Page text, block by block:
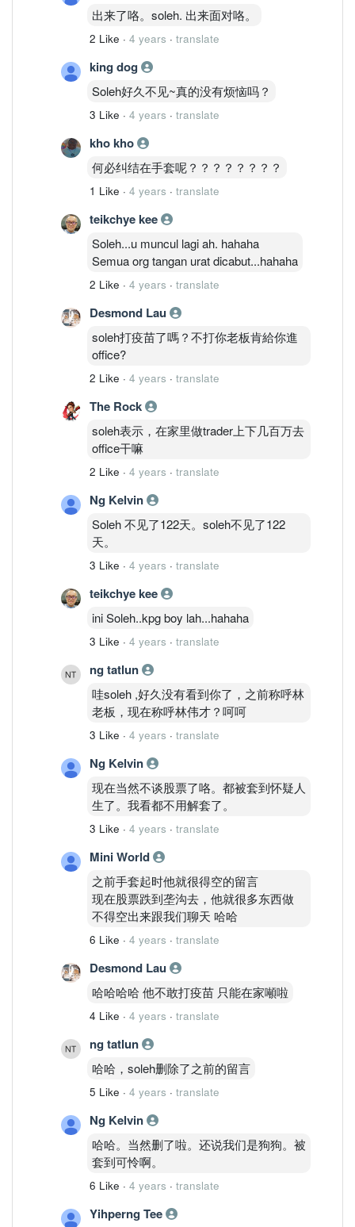
出来了咯。soleh. 出来面对咯。
2 Like · 4 years · translate
king dog
Soleh好久不见~真的没有烦恼吗？
3 Like · 4 years · translate
kho kho
何必纠结在手套呢？？？？？？？？
1 Like · 4 years · translate
teikchye kee
Soleh...u muncul lagi ah. hahaha
Semua org tangan urat dicabut...hahaha
2 Like · 4 years · translate
Desmond Lau
soleh打疫苗了嗎？不打你老板肯給你進
office?
2 Like · 4 years · translate
The Rock
soleh表示，在家里做trader上下几百万去
office干嘛
2 Like · 4 years · translate
Ng Kelvin
Soleh 不见了122天。soleh不见了122
天。
3 Like · 4 years · translate
teikchye kee
ini Soleh..kpg boy lah...hahaha
3 Like · 4 years · translate
ng tatlun
哇soleh ,好久没有看到你了，之前称呼林
老板，现在称呼林伟才？呵呵
3 Like · 4 years · translate
Ng Kelvin
现在当然不谈股票了咯。都被套到怀疑人
生了。我看都不用解套了。
3 Like · 4 years · translate
Mini World
之前手套起时他就很得空的留言
现在股票跌到垄沟去，他就很多东西做
不得空出来跟我们聊天 哈哈
6 Like · 4 years · translate
Desmond Lau
哈哈哈哈 他不敢打疫苗 只能在家噸啦
4 Like · 4 years · translate
ng tatlun
哈哈，soleh删除了之前的留言
5 Like · 4 years · translate
Ng Kelvin
哈哈。当然删了啦。还说我们是狗狗。被
套到可怜啊。
6 Like · 4 years · translate
Yihperng Tee